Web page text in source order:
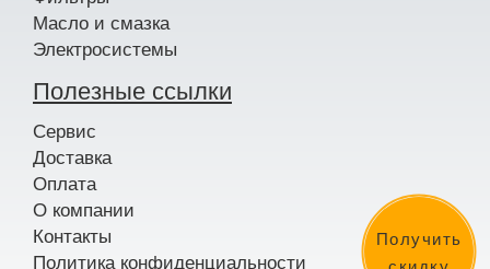
Получить
Масло и смазка
Электросистемы
Полезные ссылки
Сервис
Доставка
Оплата
О компании
Контакты
Политика конфиденциальности